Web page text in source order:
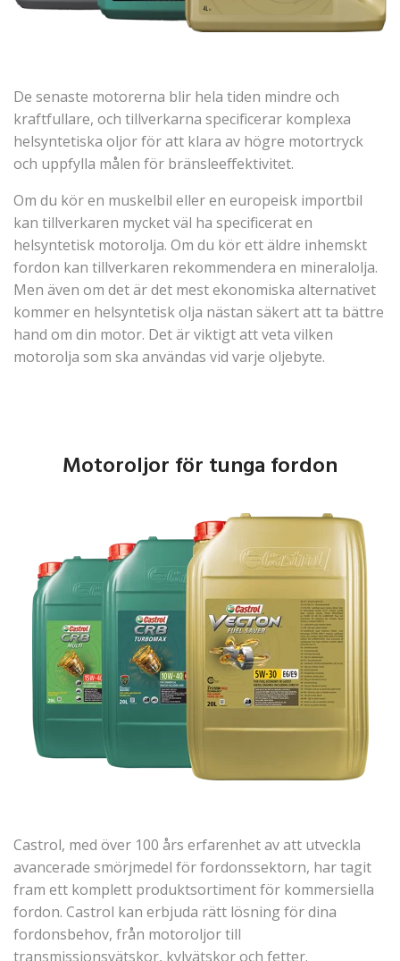
De senaste motorerna blir hela tiden mindre och
kraftfullare, och tillverkarna specificerar komplexa
helsyntetiska oljor för att klara av högre motortryck
och uppfylla målen för bränsleeffektivitet.
Om du kör en muskelbil eller en europeisk importbil
kan tillverkaren mycket väl ha specificerat en
helsyntetisk motorolja. Om du kör ett äldre inhemskt
fordon kan tillverkaren rekommendera en mineralolja.
Men även om det är det mest ekonomiska alternativet
kommer en helsyntetisk olja nästan säkert att ta bättre
hand om din motor. Det är viktigt att veta vilken
motorolja som ska användas vid varje oljebyte.
Motoroljor för tunga fordon
Castrol, med över 100 års erfarenhet av att utveckla
avancerade smörjmedel för fordonssektorn, har tagit
fram ett komplett produktsortiment för kommersiella
fordon. Castrol kan erbjuda rätt lösning för dina
fordonsbehov, från motoroljor till
transmissionsvätskor, kylvätskor och fetter.